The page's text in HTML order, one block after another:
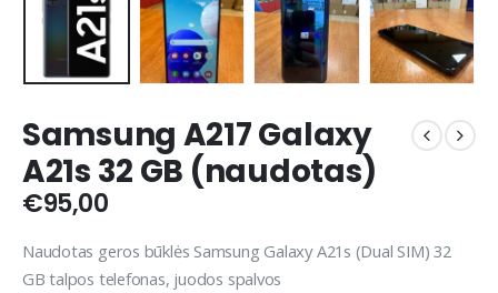
Samsung A217 Galaxy
A21s 32 GB (naudotas)
€95,00
Naudotas geros būklės Samsung Galaxy A21s (Dual SIM) 32
GB talpos telefonas, juodos spalvos